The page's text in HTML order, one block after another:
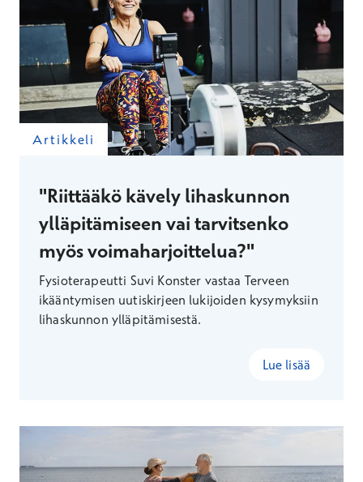
Artikkeli
"Riittääkö kävely lihaskunnon
ylläpitämiseen vai tarvitsenko
myös voimaharjoittelua?"
Fysioterapeutti Suvi Konster vastaa Terveen
ikääntymisen uutiskirjeen lukijoiden kysymyksiin
lihaskunnon ylläpitämisestä.
Lue lisää